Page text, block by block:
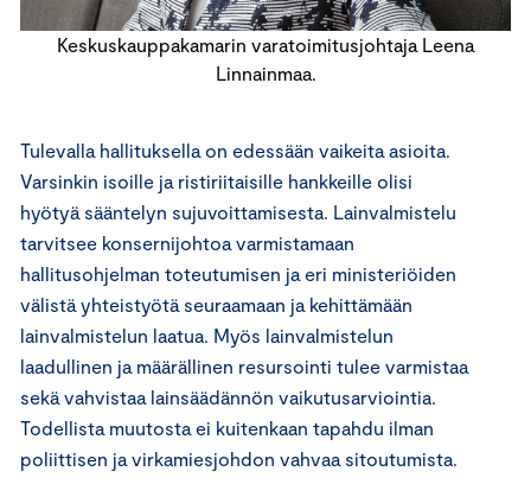
Keskuskauppakamarin varatoimitusjohtaja Leena
Linnainmaa.
Tulevalla hallituksella on edessään vaikeita asioita.
Varsinkin isoille ja ristiriitaisille hankkeille olisi
hyötyä sääntelyn sujuvoittamisesta. Lainvalmistelu
tarvitsee konsernijohtoa varmistamaan
hallitusohjelman toteutumisen ja eri ministeriöiden
välistä yhteistyötä seuraamaan ja kehittämään
lainvalmistelun laatua. Myös lainvalmistelun
laadullinen ja määrällinen resursointi tulee varmistaa
sekä vahvistaa lainsäädännön vaikutusarviointia.
Todellista muutosta ei kuitenkaan tapahdu ilman
poliittisen ja virkamiesjohdon vahvaa sitoutumista.